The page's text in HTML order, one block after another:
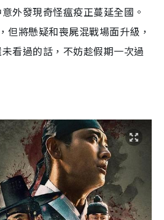
外發現奇怪瘟疫正蔓延全國。
但將懸疑和喪屍混戰場面升級，
未看過的話，不妨趁假期一次過